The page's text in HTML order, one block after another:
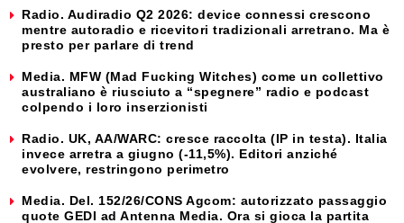
Radio. Audiradio Q2 2026: device connessi crescono
mentre autoradio e ricevitori tradizionali arretrano. Ma è
presto per parlare di trend
Media. MFW (Mad Fucking Witches) come un collettivo
australiano è riusciuto a “spegnere” radio e podcast
colpendo i loro inserzionisti
Radio. UK, AA/WARC: cresce raccolta (IP in testa). Italia
invece arretra a giugno (-11,5%). Editori anziché
evolvere, restringono perimetro
Media. Del. 152/26/CONS Agcom: autorizzato passaggio
quote GEDI ad Antenna Media. Ora si gioca la partita